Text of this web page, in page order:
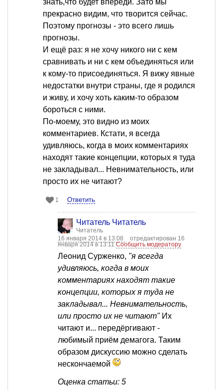
знать,что будет впереди. Зато мы
прекрасно видим, что творится сейчас.
Поэтому прогнозы - это всего лишь
прогнозы.
И ещё раз: я не хочу никого ни с кем
сравнивать и ни с кем объединяться или
к кому-то присоединяться. Я вижу явные
недостатки внутри страны, где я родился
и живу, и хочу хоть каким-то образом
бороться с ними.
По-моему, это видно из моих
комментариев. Кстати, я всегда
удивляюсь, когда в моих комментариях
находят такие концепции, которых я туда
не закладывал... Невнимательность, или
просто их не читают?
1 Ответить
Читатель Читатель
Читатель
16 января 2014 в 13:08
отредактирован 16
января 2014 в 13:11Сообщить модератору
Леонид Сурженко, "я всегда
удивляюсь, когда в моих
комментариях находят такие
концепции, которых я туда не
закладывал... Невнимательность,
или просто их не читают"Их
читают и... передёргивают -
любимый приём демагога. Таким
образом дискуссию можно сделать
нескончаемой
Оценка статьи: 5